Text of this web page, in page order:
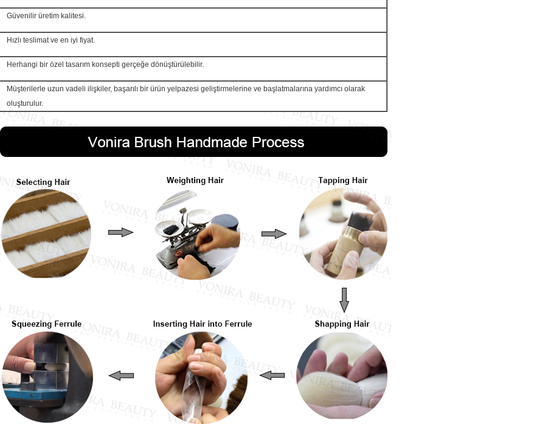
Güvenilir üretim kalitesi.
Hızlı teslimat ve en iyi fiyat.
Herhangi bir özel tasarım konsepti gerçeğe dönüştürülebilir.
Müşterilerle uzun vadeli ilişkiler, başarılı bir ürün yelpazesi geliştirmelerine ve başlatmalarına yardımcı olarak
oluşturulur.